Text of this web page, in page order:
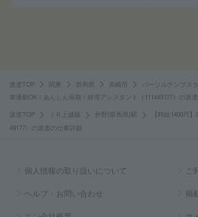
派遣TOP 関東 群馬県 高崎市 パーソルテンプス
車通勤OK！あんしん長期！経理アシスタント（111449177）の派
派遣TOP ＪＲ上越線 井野(群馬県)駅
【時給1400円
49177）の派遣の仕事詳細
個人情報の取り扱いについて
ヘルプ・お問い合わせ 掲